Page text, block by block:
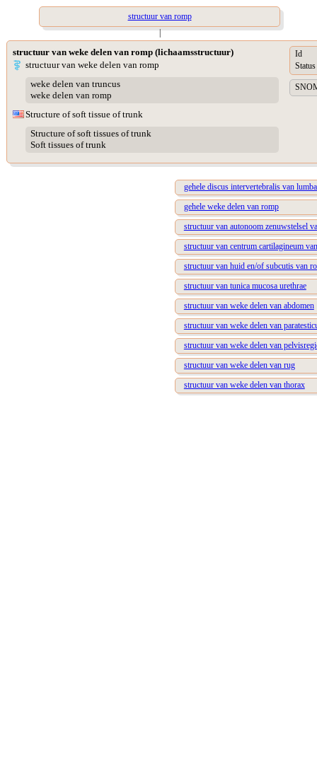
structuur van romp
|
structuur van weke delen van romp (lichaamsstructuur)
structuur van weke delen van romp
weke delen van truncus
weke delen van romp
Structure of soft tissue of trunk
Structure of soft tissues of trunk
Soft tissues of trunk
Id
Status
gehele discus intervertebralis van
gehele weke delen van romp
structuur van autonoom zenuwstelsel
structuur van centrum cartilagineum
structuur van huid en/of subcutis van
structuur van tunica mucosa urethrae
structuur van weke delen van abdomen
structuur van weke delen van
structuur van weke delen van
structuur van weke delen van rug
structuur van weke delen van thorax